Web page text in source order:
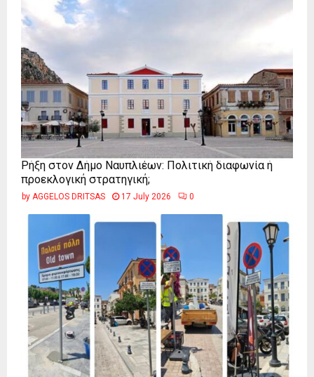
Ρήξη στον Δήμο Ναυπλιέων: Πολιτική διαφωνία ή
προεκλογική στρατηγική;
by AGGELOS DRITSAS 17 July 2026 0